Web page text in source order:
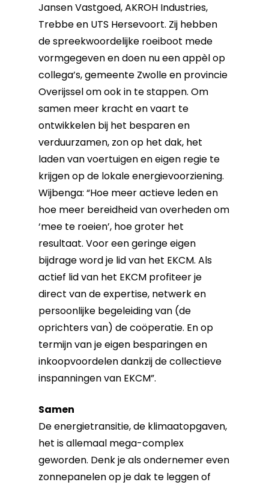
Jansen Vastgoed, AKROH Industries,
Trebbe en UTS Hersevoort. Zij hebben
de spreekwoordelijke roeiboot mede
vormgegeven en doen nu een appèl op
collega’s, gemeente Zwolle en provincie
Overijssel om ook in te stappen. Om
samen meer kracht en vaart te
ontwikkelen bij het besparen en
verduurzamen, zon op het dak, het
laden van voertuigen en eigen regie te
krijgen op de lokale energievoorziening.
Wijbenga: “Hoe meer actieve leden en
hoe meer bereidheid van overheden om
‘mee te roeien’, hoe groter het
resultaat. Voor een geringe eigen
bijdrage word je lid van het EKCM. Als
actief lid van het EKCM profiteer je
direct van de expertise, netwerk en
persoonlijke begeleiding van (de
oprichters van) de coöperatie. En op
termijn van je eigen besparingen en
inkoopvoordelen dankzij de collectieve
inspanningen van EKCM”.
Samen
De energietransitie, de klimaatopgaven,
het is allemaal mega-complex
geworden. Denk je als ondernemer even
zonnepanelen op je dak te leggen of